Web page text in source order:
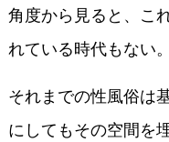
角度から見ると、こ
れている時代もない。
それまでの性風俗は
にしてもその空間を